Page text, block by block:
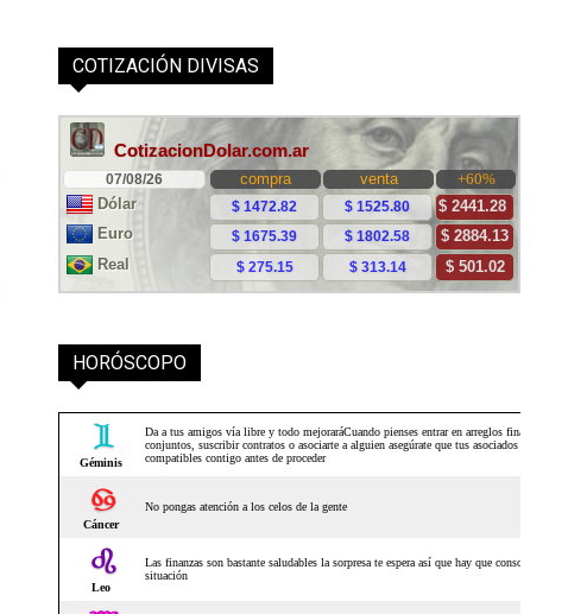
COTIZACIÓN DIVISAS
HORÓSCOPO